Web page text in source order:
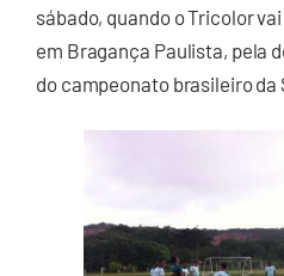
sábado, quando o Tricolor
em Bragança Paulista, pela
do campeonato brasileiro da